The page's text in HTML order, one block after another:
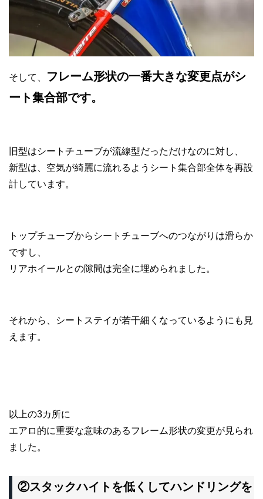
そして、
フレーム形状の一番大きな変更点がシ
ート集合部です。
旧型はシートチューブが流線型だっただけなのに対し、
新型は、空気が綺麗に流れるようシート集合部全体を再設
計しています。
トップチューブからシートチューブへのつながりは滑らか
ですし、
リアホイールとの隙間は完全に埋められました。
それから、シートステイが若干細くなっているようにも見
えます。
以上の3カ所に
エアロ的に重要な意味のあるフレーム形状の変更が見られ
ました。
②スタックハイトを低くしてハンドリングを